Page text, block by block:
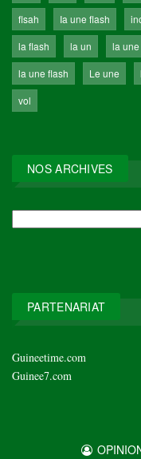
flsah
Ia une flash
la flash
la un la une
la une flash
Le une
vol
NOS ARCHIVES
PARTENARIAT
Guineetime.com
Guinee7.com